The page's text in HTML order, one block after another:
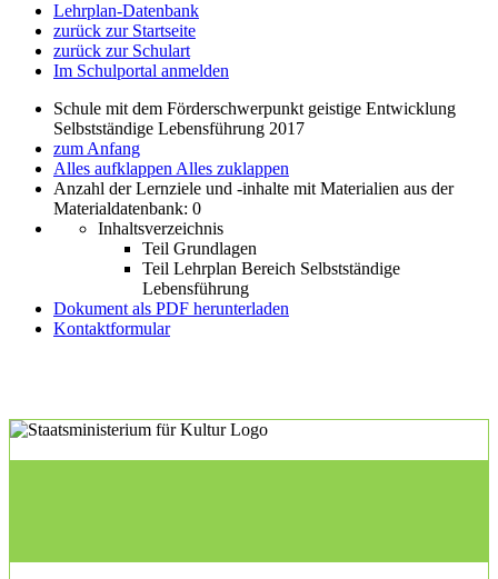
Lehrplan-Datenbank
zurück zur Startseite
zurück zur Schulart
Im Schulportal anmelden
Schule mit dem Förderschwerpunkt geistige Entwicklung
Selbstständige Lebensführung 2017
zum Anfang
Alles aufklappen Alles zuklappen
Anzahl der Lernziele und -inhalte mit Materialien aus der
Materialdatenbank: 0
Inhaltsverzeichnis
Teil Grundlagen
Teil Lehrplan Bereich Selbstständige
Lebensführung
Dokument als PDF herunterladen
Kontaktformular